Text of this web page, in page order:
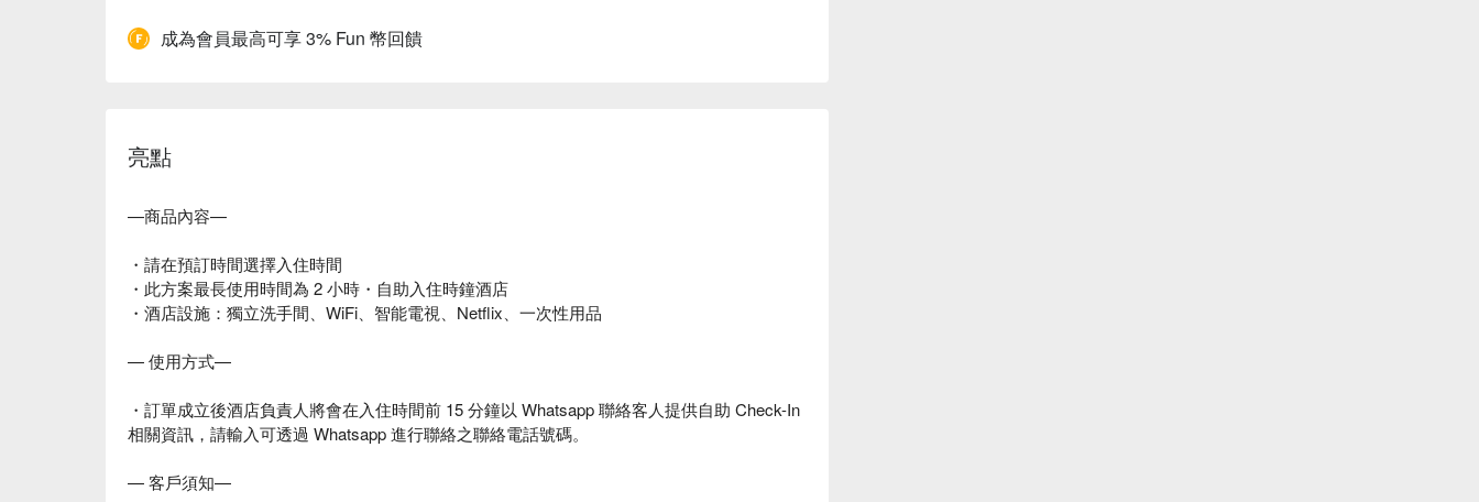
成為會員最高可享 3% Fun 幣回饋
亮點
—商品內容—
・請在預訂時間選擇入住時間
・此方案最長使用時間為 2 小時・自助入住時鐘酒店
・酒店設施：獨立洗手間、WiFi、智能電視、Netflix、一次性用品
— 使用方式—
・訂單成立後酒店負責人將會在入住時間前 15 分鐘以 Whatsapp 聯絡客人提供自助 Check-In
相關資訊，請輸入可透過 Whatsapp 進行聯絡之聯絡電話號碼。
— 客戶須知—